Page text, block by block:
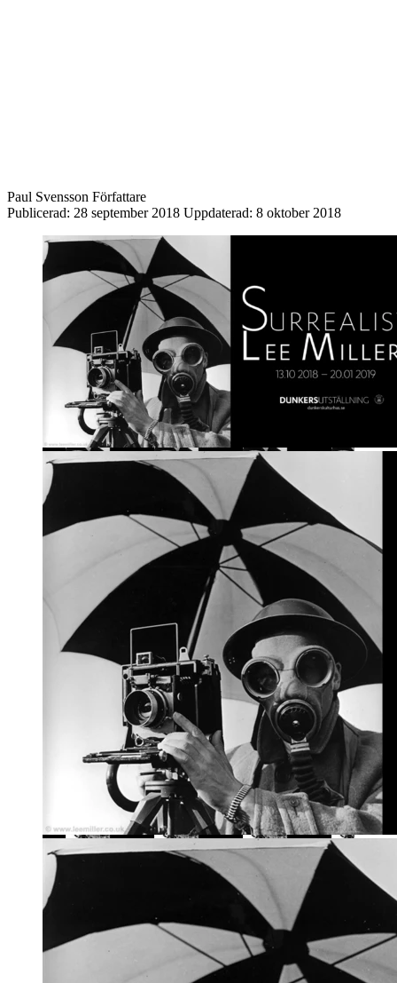
Paul Svensson Författare
Publicerad: 28 september 2018 Uppdaterad: 8 oktober 2018